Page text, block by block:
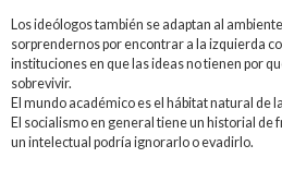
Los ideólogos también se adaptan al
sorprendernos por encontrar a la izquierda
instituciones en que las ideas no tienen por
sobrevivir.
El mundo académico es el hábitat natural de
El socialismo en general tiene un historial de
un intelectual podría ignorarlo o evadirlo.